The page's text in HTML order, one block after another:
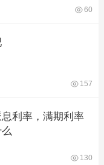
60
157
利率，满期利率
130